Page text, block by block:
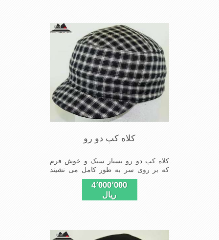
گردن رو گرم نگاه می دارد
کلاه کپ دو رو
کلاه کپ دو رو بسیار سبک و خوش فرم
که بر روی سر به طور کامل می نشیند
دارای دو روی قابل استفاده از کلاه
4٬000٬000
ریال